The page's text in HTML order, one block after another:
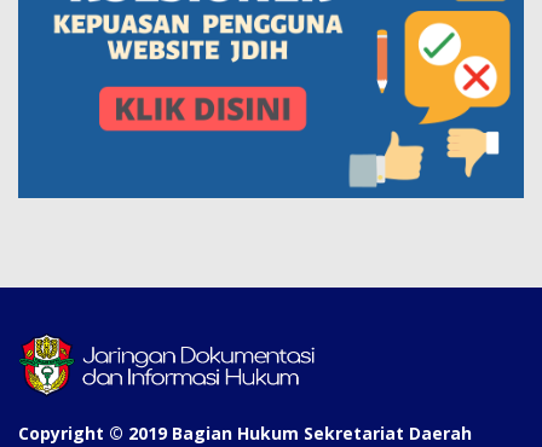
Copyright © 2019 Bagian Hukum Sekretariat Daerah